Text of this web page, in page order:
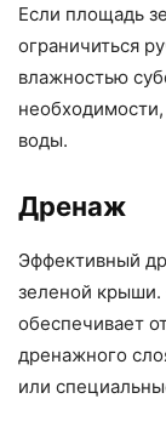
Если площадь
ограничиться
влажностью
воды.
Дренаж
Эффективный
зеленой крыши.
обеспечивает
дренажного
или